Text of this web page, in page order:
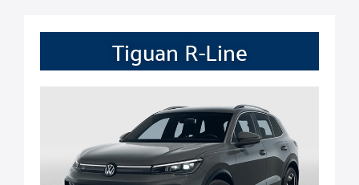
Tiguan R-Line